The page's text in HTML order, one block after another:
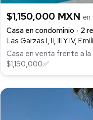
$1,150,000 MXN en
Casa en condominio
2
Las Garzas I, II, III Y IV,
Casa en venta frente a la
$1,150,000✅